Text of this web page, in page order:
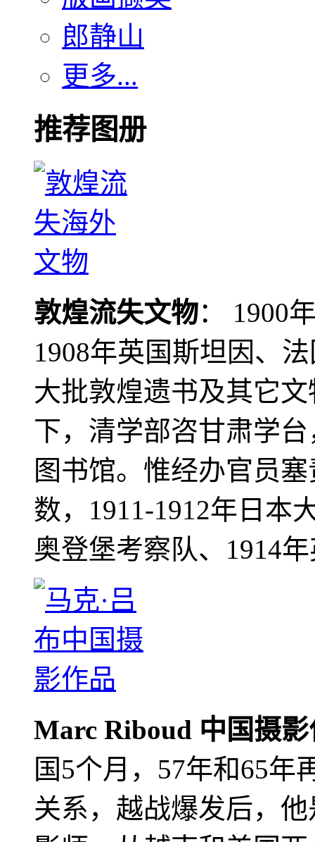
郎静山
更多...
推荐图册
敦煌流失文物： 1900
1908年英国斯坦因、
大批敦煌遗书及其它
下，清学部咨甘肃学
图书馆。惟经办官员
数，1911-1912年日本
奥登堡考察队、1914
Marc Riboud 中国摄
国5个月，57年和65年
关系，越战爆发后，